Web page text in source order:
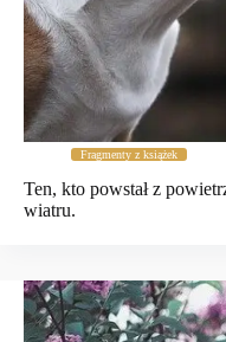
Fragmenty z książek
Ten, kto powstał z
wiatru.